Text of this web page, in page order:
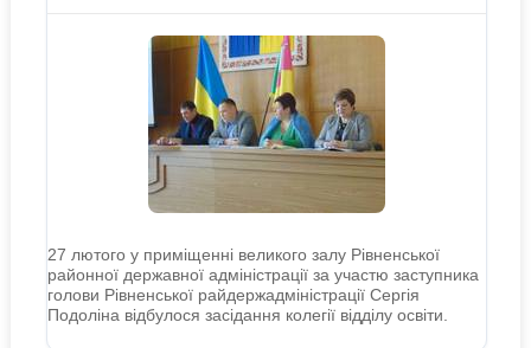
27 лютого у приміщенні великого залу Рівненської
районної державної адміністрації за участю заступника
голови Рівненської райдержадміністрації Сергія
Подоліна відбулося засідання колегії відділу освіти.